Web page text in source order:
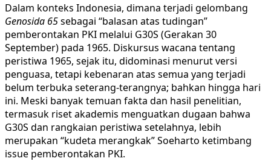
Dalam konteks Indonesia, dimana terjadi gelombang
Genosida 65sebagai “balasan atas tudingan”
pemberontakan PKI melalui G30S (Gerakan 30
September) pada 1965. Diskursus wacana tentang
peristiwa 1965, sejak itu, didominasi menurut versi
penguasa, tetapi kebenaran atas semua yang terjadi
belum terbuka seterang-terangnya; bahkan hingga hari
ini. Meski banyak temuan fakta dan hasil penelitian,
termasuk riset akademis menguatkan dugaan bahwa
G30S dan rangkaian peristiwa setelahnya, lebih
merupakan “kudeta merangkak” Soeharto ketimbang
issue pemberontakan PKI.